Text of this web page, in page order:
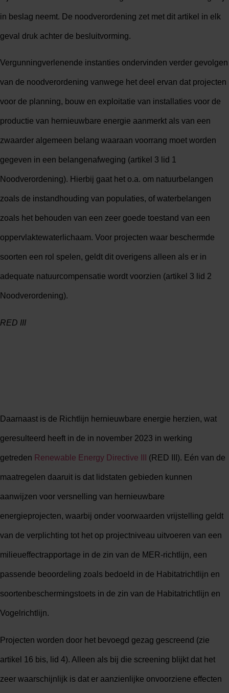
in beslag neemt. De noodverordening zet met dit artikel in elk
geval druk achter de besluitvorming.
Vergunningverlenende instanties ondervinden verder gevolgen
van de noodverordening vanwege het deel ervan dat projecten
voor de planning, bouw en exploitatie van installaties voor de
productie van hernieuwbare energie aanmerkt als van een
zwaarder algemeen belang waaraan voorrang moet worden
gegeven in een belangenafweging (artikel 3 lid 1
Noodverordening). Hierbij gaat het o.a. om natuurbelangen
zoals de instandhouding van populaties, of waterbelangen
zoals het behouden van een zeer goede toestand van een
oppervlaktewaterlichaam. Voor projecten waar beschermde
soorten een rol spelen, geldt dit overigens alleen als er in
adequate natuurcompensatie wordt voorzien (artikel 3 lid 2
Noodverordening).
RED III
Daarnaast is de Richtlijn hernieuwbare energie herzien, wat
geresulteerd heeft in de in november 2023 in werking
getreden Renewable Energy Directive III (RED III). Eén van de
maatregelen daaruit is dat lidstaten gebieden kunnen
aanwijzen voor versnelling van hernieuwbare
energieprojecten, waarbij onder voorwaarden vrijstelling geldt
van de verplichting tot het op projectniveau uitvoeren van een
milieueffectrapportage in de zin van de MER-richtlijn, een
passende beoordeling zoals bedoeld in de Habitatrichtlijn en
soortenbeschermingstoets in de zin van de Habitatrichtlijn en
Vogelrichtlijn.
Projecten worden door het bevoegd gezag gescreend (zie
artikel 16 bis, lid 4). Alleen als bij die screening blijkt dat het
zeer waarschijnlijk is dat er aanzienlijke onvoorziene effecten